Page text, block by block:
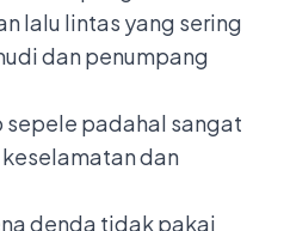
lalu lintas yang sering
dan penumpang
padahal sangat
dan
denda tidak pakai